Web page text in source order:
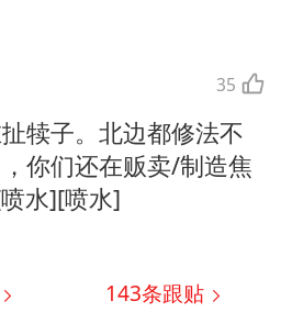
35
犊子。北边都修法不
你们还在贩卖/制造焦
水][喷水]
143条跟贴